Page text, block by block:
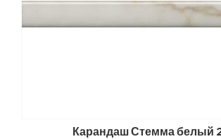
Карандаш Стемма белый